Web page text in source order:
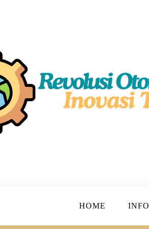
HOME INFO